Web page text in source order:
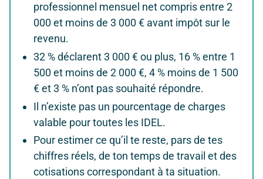
professionnel mensuel net compris entre 2
000 et moins de 3 000 € avant impôt sur le
revenu.
32 % déclarent 3 000 € ou plus, 16 % entre 1
500 et moins de 2 000 €, 4 % moins de 1 500
€ et 3 % n’ont pas souhaité répondre.
Il n’existe pas un pourcentage de charges
valable pour toutes les IDEL.
Pour estimer ce qu’il te reste, pars de tes
chiffres réels, de ton temps de travail et des
cotisations correspondant à ta situation.